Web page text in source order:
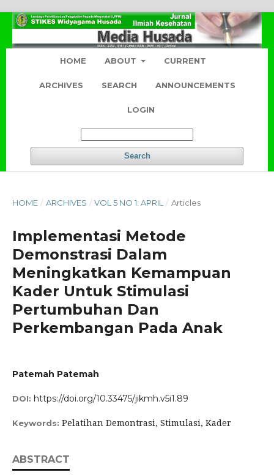
HOME ABOUT CURRENT
ARCHIVES SEARCH ANNOUNCEMENTS
LOGIN
Search
HOME / ARCHIVES / VOL 5 NO 1: APRIL / Articles
Implementasi Metode
Demonstrasi Dalam
Meningkatkan Kemampuan
Kader Untuk Stimulasi
Pertumbuhan Dan
Perkembangan Pada Anak
Patemah Patemah
DOI: https://doi.org/10.33475/jikmh.v5i1.89
Keywords: Pelatihan Demontrasi, Stimulasi, Kader
ABSTRACT